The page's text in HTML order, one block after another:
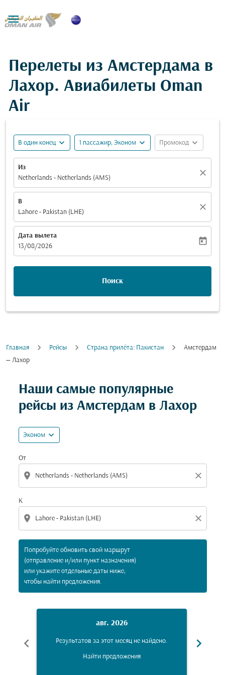

Перелеты из Амстердама в
Лахор. Авиабилеты Oman
Air
В один конец expand_more 1 пассажир, Эконом expand_more Промокод expand_more
Из
Netherlands - Netherlands (AMS)
close
В
Lahore - Pakistan (LHE)
close
Дата вылета
fc-booking-departure-date-aria-label
13/08/2026
today
Поиск
Главная Рейсы Cтрана прилёта: Пакистан
Амстердам
— Лахор
Наши самые популярные
рейсы из Амстердам в Лахор
Эконом expand_more
От
location_on close
К
location_on close
Попробуйте обновить свой маршрут
(отправление и/или пункт назначения)
или укажите отдельные даты ниже,
чтобы найти предложения.
Попробуйте обновить свой маршрут
chevron_left
авг. 2026
Результатов за этот месяц не найдено.
Найти предложения
chevron_right